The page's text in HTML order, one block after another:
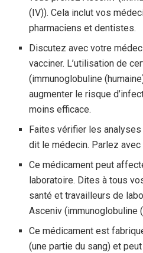
(IV)). Cela inclut vos
pharmaciens et dentistes.
Discutez avec votre
vacciner. L’utilisation de
(immunoglobuline
augmenter le risque
moins efficace.
Faites vérifier les
dit le médecin. Parlez avec
Ce médicament peut
laboratoire. Dites à tous
santé et travailleurs de
Asceniv (immunoglobuline
Ce médicament est
(une partie du sang) et